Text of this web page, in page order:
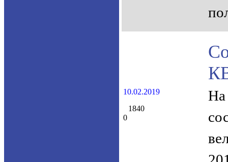
10.02.2019
1840
0
На